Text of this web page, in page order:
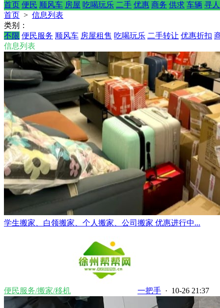
首页 便民 顺风车 房屋 吃喝玩乐 二手 优惠 商务 供求 车辆 寻人
首页 > 信息列表
类别：
不限 便民服务 顺风车 房屋租售 吃喝玩乐 二手转让 优惠折扣
信息列表
学生搬家、白领搬家、个人搬家、公司搬家 优惠进行中...
便民服务/搬家/移机 一把手 · 10-26 21:37